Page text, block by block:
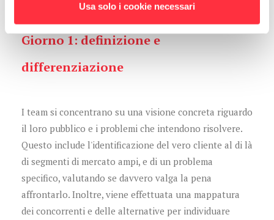
Usa solo i cookie necessari
Giorno 1: definizione e
differenziazione
I team si concentrano su una visione concreta riguardo
il loro pubblico e i problemi che intendono risolvere.
Questo include l'identificazione del vero cliente al di là
di segmenti di mercato ampi, e di un problema
specifico, valutando se davvero valga la pena
affrontarlo. Inoltre, viene effettuata una mappatura
dei concorrenti e delle alternative per individuare